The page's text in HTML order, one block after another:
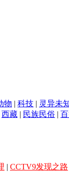
物 | 科技 | 灵异未
西藏 | 民族民俗 |
| CCTV9发现之路